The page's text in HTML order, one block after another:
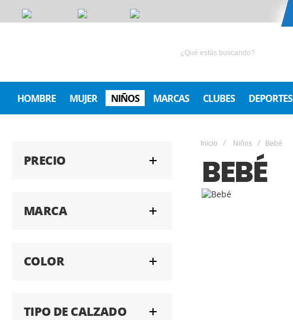
HOMBRE MUJER NIÑOS MARCAS CLUBES DEPORTES
Inicio Niños Bebé
BEBÉ
PRECIO
MARCA
COLOR
TIPO DE CALZADO